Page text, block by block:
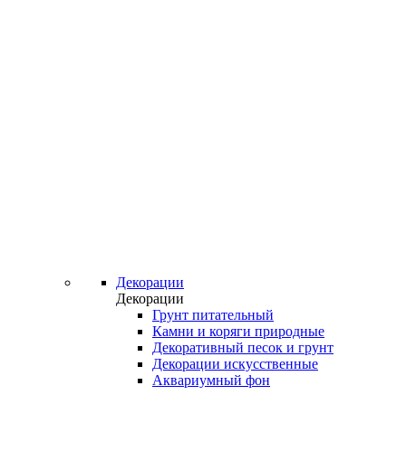
Декорации
Декорации
Грунт питательный
Камни и коряги природные
Декоративный песок и грунт
Декорации искусственные
Аквариумный фон